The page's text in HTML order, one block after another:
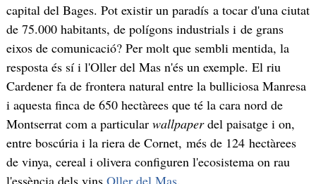
capital del Bages. Pot existir un paradís a tocar d'una ciutat
de 75.000 habitants, de polígons industrials i de grans
eixos de comunicació? Per molt que sembli mentida, la
resposta és sí i l'Oller del Mas n'és un exemple. El riu
Cardener fa de frontera natural entre la bulliciosa Manresa
i aquesta finca de 650 hectàrees que té la cara nord de
Montserrat com a particular wallpaperdel paisatge i on,
entre boscúria i la riera de Cornet, més de 124 hectàrees
de vinya, cereal i olivera configuren l'ecosistema on rau
l'essència dels vins Oller del Mas.